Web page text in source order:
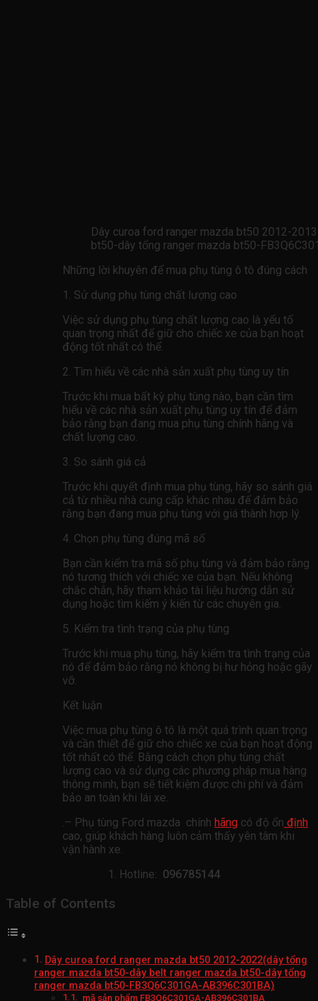
Dây curoa ford ranger mazda bt50 2012-
bt50-dây tổng ranger mazda bt50-
Những lời khuyên để mua phụ tùng ô tô đúng cách
1. Sử dụng phụ tùng chất lượng cao
Việc sử dụng phụ tùng chất lượng cao là yếu tố
quan trọng nhất để giữ cho chiếc xe của bạn hoạt
động tốt nhất có thể.
2. Tìm hiểu về các nhà sản xuất phụ tùng uy tín
Trước khi mua bất kỳ phụ tùng nào, bạn cần tìm
hiểu về các nhà sản xuất phụ tùng uy tín để đảm
bảo rằng bạn đang mua phụ tùng chính hãng và
chất lượng cao.
3. So sánh giá cả
Trước khi quyết định mua phụ tùng, hãy so sánh giá
cả từ nhiều nhà cung cấp khác nhau để đảm bảo
rằng bạn đang mua phụ tùng với giá thành hợp lý.
4. Chọn phụ tùng đúng mã số
Bạn cần kiểm tra mã số phụ tùng và đảm bảo rằng
nó tương thích với chiếc xe của bạn. Nếu không
chắc chắn, hãy tham khảo tài liệu hướng dẫn sử
dụng hoặc tìm kiếm ý kiến ​​từ các chuyên gia.
5. Kiểm tra tình trạng của phụ tùng
Trước khi mua phụ tùng, hãy kiểm tra tình trạng của
nó để đảm bảo rằng nó không bị hư hỏng hoặc gãy
vỡ.
Kết luận
Việc mua phụ tùng ô tô là một quá trình quan trọng
và cần thiết để giữ cho chiếc xe của bạn hoạt động
tốt nhất có thể. Bằng cách chọn phụ tùng chất
lượng cao và sử dụng các phương pháp mua hàng
thông minh, bạn sẽ tiết kiệm được chi phí và đảm
bảo an toàn khi lái xe.
.– Phụ tùng Ford mazda chính hãng có độ ổn định
cao, giúp khách hàng luôn cảm thấy yên tâm khi
vận hành xe.
Hotline: 096785144
Table of Contents
Dây curoa ford ranger mazda bt50 2012-2022(dây tổng
ranger mazda bt50-dây belt ranger mazda bt50-dây tổng
ranger mazda bt50-FB3Q6C301GA-AB396C301BA)
mã sản phẩm FB3Q6C301GA-AB396C301BA